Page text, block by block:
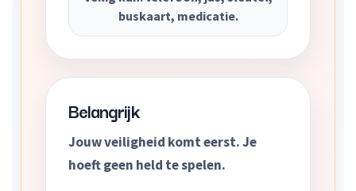
buskaart, medicatie.
Belangrijk
Jouw veiligheid komt eerst. Je
hoeft geen held te spelen.